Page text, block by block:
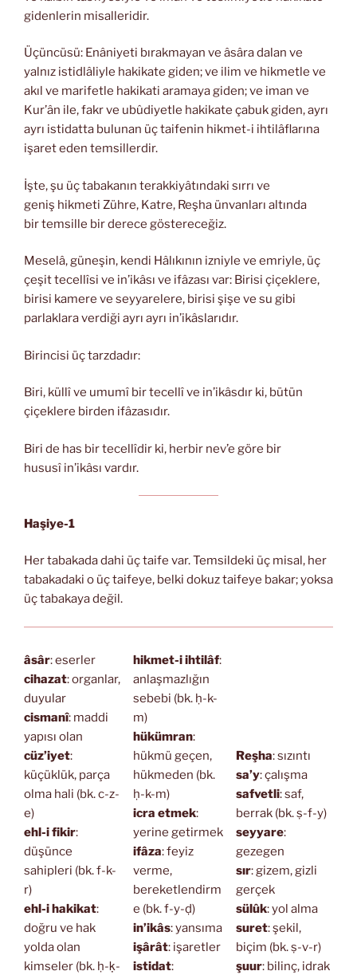
gidenlerin misalleridir.
Üçüncüsü: Enâniyeti bırakmayan ve âsâra dalan ve
yalnız istidlâliyle hakikate giden; ve ilim ve hikmetle ve
akıl ve marifetle hakikati aramaya giden; ve iman ve
Kur’ân ile, fakr ve ubûdiyetle hakikate çabuk giden, ayrı
ayrı istidatta bulunan üç taifenin hikmet-i ihtilâflarına
işaret eden temsillerdir.
İşte, şu üç tabakanın terakkiyâtındaki sırrı ve
geniş hikmeti Zühre, Katre, Reşha ünvanları altında
bir temsille bir derece göstereceğiz.
Meselâ, güneşin, kendi Hâlıkının izniyle ve emriyle, üç
çeşit tecellîsi ve in’ikâsı ve ifâzası var: Birisi çiçeklere,
birisi kamere ve seyyarelere, birisi şişe ve su gibi
parlaklara verdiği ayrı ayrı in’ikâslarıdır.
Birincisi üç tarzdadır:
Biri, küllî ve umumî bir tecellî ve in’ikâsdır ki, bütün
çiçeklere birden ifâzasıdır.
Biri de has bir tecellîdir ki, herbir nev’e göre bir
hususî in’ikâsı vardır.
Haşiye-1
Her tabakada dahi üç taife var. Temsildeki üç misal, her
tabakadaki o üç taifeye, belki dokuz taifeye bakar; yoksa
üç tabakaya değil.
âsâr: eserler
cihazat: organlar,
duyular
cismanî: maddi
yapısı olan
cüz’iyet:
küçüklük, parça
olma hali (bk. c-z-
e)
ehl-i fikir:
düşünce
sahipleri (bk. f-k-
r)
ehl-i hakikat:
doğru ve hak
yolda olan
kimseler (bk. ḥ-ḳ-
hikmet-i ihtilâf:
anlaşmazlığın
sebebi (bk. ḥ-k-
m)
hükümran:
hükmü geçen,
hükmeden (bk.
ḥ-k-m)
icra etmek:
yerine getirmek
ifâza: feyiz
verme,
bereketlendirm
e (bk. f-y-ḍ)
in’ikâs: yansıma
işârât: işaretler
istidat:
Reşha: sızıntı
sa’y: çalışma
safvetli: saf,
berrak (bk. ṣ-f-y)
seyyare:
gezegen
sır: gizem, gizli
gerçek
sülûk: yol alma
suret: şekil,
biçim (bk. ṣ-v-r)
şuur: bilinç, idrak